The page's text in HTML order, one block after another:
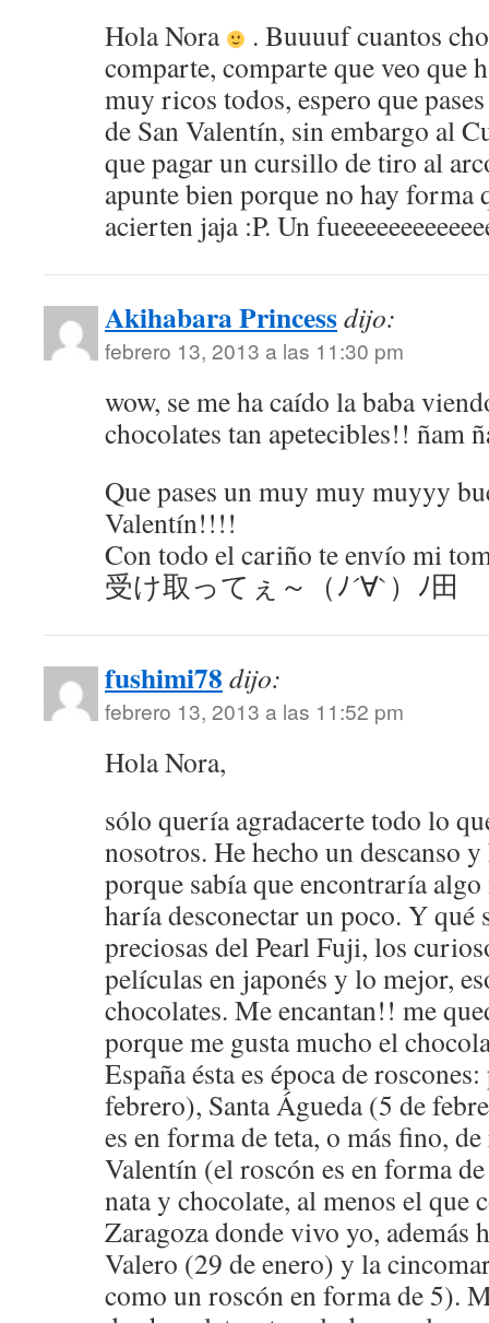
Hola Nora
. Buuuuf cuantos
comparte, comparte que veo que
muy ricos todos, espero que
de San Valentín, sin embargo al
que pagar un cursillo de tiro al
apunte bien porque no hay forma
acierten jaja :P. Un
Akihabara Princessdijo:
febrero 13, 2013 a las 11:30 pm
wow, se me ha caído la baba
chocolates tan apetecibles!! ñam
Que pases un muy muy muyyy
Valentín!!!!
Con todo el cariño te envío mi
受け取ってぇ～（ﾉ´∀`）ﾉ田
fushimi78 dijo:
febrero 13, 2013 a las 11:52 pm
Hola Nora,
sólo quería agradacerte todo lo
nosotros. He hecho un descanso
porque sabía que encontraría
haría desconectar un poco. Y qué
preciosas del Pearl Fuji, los
películas en japonés y lo mejor,
chocolates. Me encantan!! me
porque me gusta mucho el
España ésta es época de
febrero), Santa Águeda (5 de
es en forma de teta, o más fino,
Valentín (el roscón es en forma
nata y chocolate, al menos el que
Zaragoza donde vivo yo, además
Valero (29 de enero) y la
como un roscón en forma de 5).